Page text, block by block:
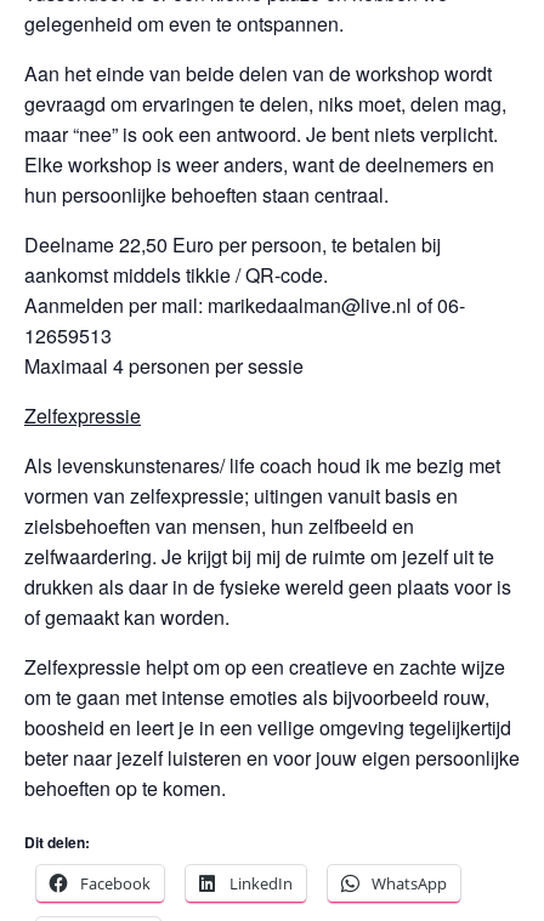
gelegenheid om even te ontspannen.
Aan het einde van beide delen van de workshop wordt
gevraagd om ervaringen te delen, niks moet, delen mag,
maar “nee” is ook een antwoord. Je bent niets verplicht.
Elke workshop is weer anders, want de deelnemers en
hun persoonlijke behoeften staan centraal.
Deelname 22,50 Euro per persoon, te betalen bij
aankomst middels tikkie / QR-code.
Aanmelden per mail: marikedaalman@live.nl of 06-
12659513
Maximaal 4 personen per sessie
Zelfexpressie
Als levenskunstenares/ life coach houd ik me bezig met
vormen van zelfexpressie; uitingen vanuit basis en
zielsbehoeften van mensen, hun zelfbeeld en
zelfwaardering. Je krijgt bij mij de ruimte om jezelf uit te
drukken als daar in de fysieke wereld geen plaats voor is
of gemaakt kan worden.
Zelfexpressie helpt om op een creatieve en zachte wijze
om te gaan met intense emoties als bijvoorbeeld rouw,
boosheid en leert je in een veilige omgeving tegelijkertijd
beter naar jezelf luisteren en voor jouw eigen persoonlijke
behoeften op te komen.
Dit delen:
Facebook
LinkedIn WhatsApp